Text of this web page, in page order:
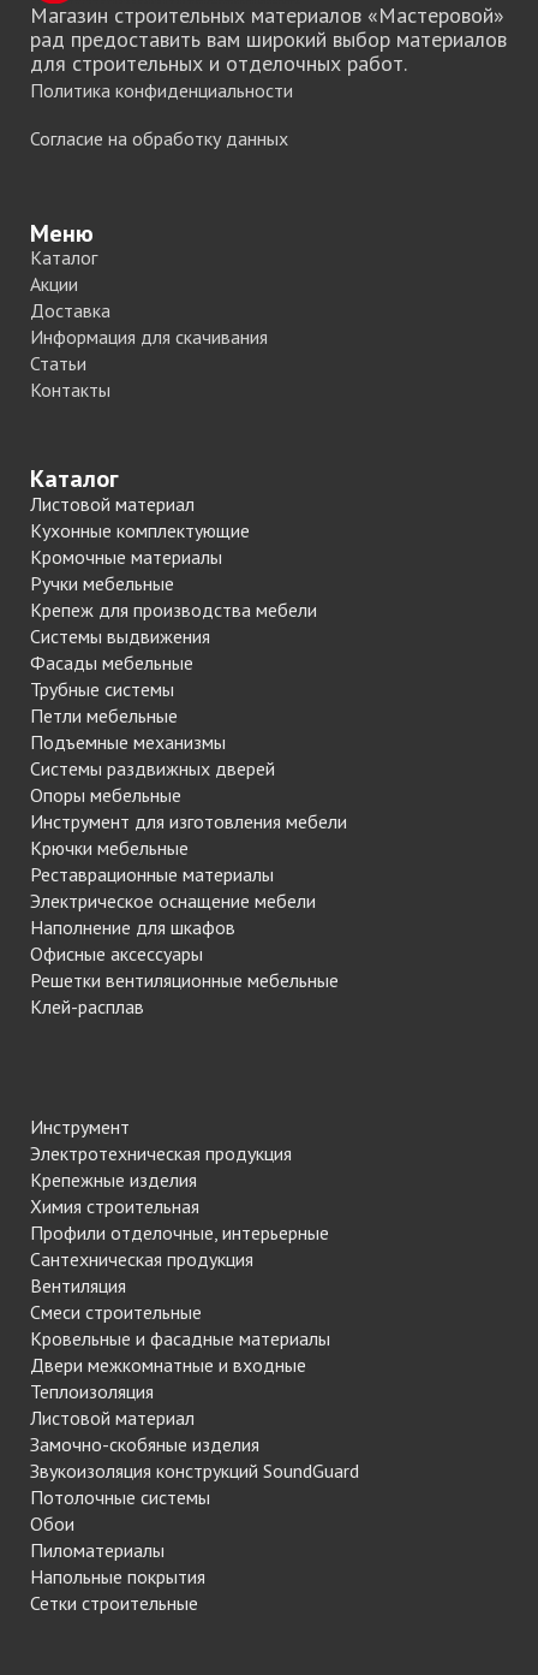
Магазин строительных материалов «Мастеровой»
рад предоставить вам широкий выбор материалов
для строительных и отделочных работ.
Политика конфиденциальности
Согласие на обработку данных
Меню
Каталог
Акции
Доставка
Информация для скачивания
Статьи
Контакты
Каталог
Листовой материал
Кухонные комплектующие
Кромочные материалы
Ручки мебельные
Крепеж для производства мебели
Системы выдвижения
Фасады мебельные
Трубные системы
Петли мебельные
Подъемные механизмы
Системы раздвижных дверей
Опоры мебельные
Инструмент для изготовления мебели
Крючки мебельные
Реставрационные материалы
Электрическое оснащение мебели
Наполнение для шкафов
Офисные аксессуары
Решетки вентиляционные мебельные
Клей-расплав
Инструмент
Электротехническая продукция
Крепежные изделия
Химия строительная
Профили отделочные, интерьерные
Сантехническая продукция
Вентиляция
Смеси строительные
Кровельные и фасадные материалы
Двери межкомнатные и входные
Теплоизоляция
Листовой материал
Замочно-скобяные изделия
Звукоизоляция конструкций SoundGuard
Потолочные системы
Обои
Пиломатериалы
Напольные покрытия
Сетки строительные